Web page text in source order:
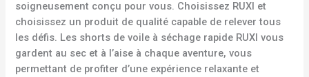
soigneusement conçu pour vous. Choisissez RUXI et
choisissez un produit de qualité capable de relever tous
les défis. Les shorts de voile à séchage rapide RUXI vous
gardent au sec et à l’aise à chaque aventure, vous
permettant de profiter d’une expérience relaxante et